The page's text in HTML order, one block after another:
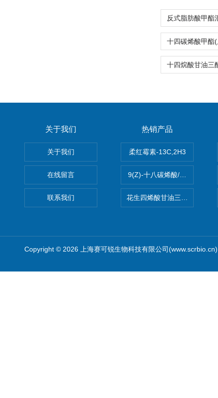
关于我们
关于我们
在线留言
联系我们
热销产品
柔红霉素-13C,2H3
9(Z)-十八碳烯酸/油酸
花生四烯酸甘油三酯(顺式-
Copyright © 2026 上海赛可锐生物科技有限公司